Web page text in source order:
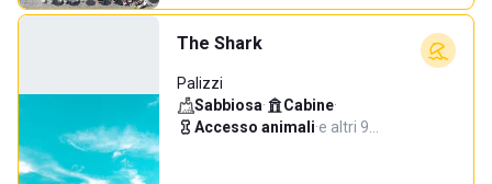
The Shark
Palizzi
Sabbiosa· Cabine·
Accesso animali·e altri 9…